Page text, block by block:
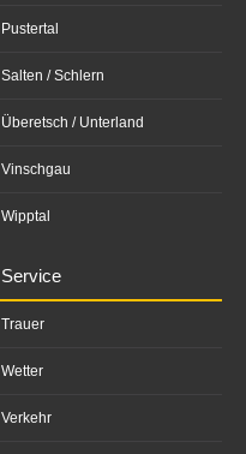
Pustertal
Salten / Schlern
Überetsch / Unterland
Vinschgau
Wipptal
Service
Trauer
Wetter
Verkehr